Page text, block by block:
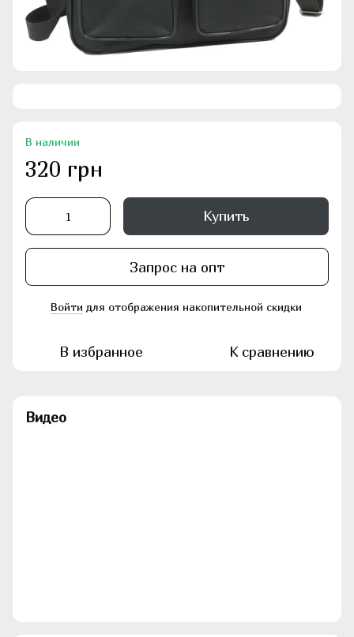
В наличии
320 грн
Купить
Запрос на опт
Войти для отображения накопительной скидки
В избранное К сравнению
Видео